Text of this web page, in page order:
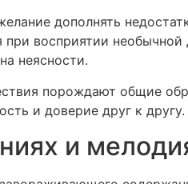
дополнять
восприятии необычной
неясности.
порождают общие
и доверие друг к другу.
и